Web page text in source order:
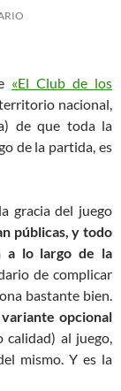
«El Club de los
nacional,
de que toda la
de la partida, es
gracia del juego
públicas, y todo
a lo largo de la
de complicar
bastante bien.
variante opcional
calidad) al juego,
mismo. Y es la